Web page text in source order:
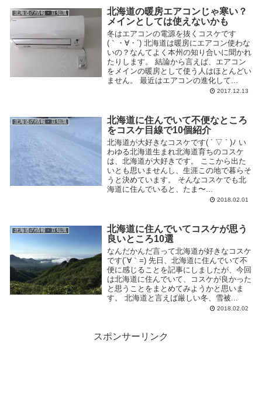
北海道の情報・豆知識
北海道の暖房エアコンじゃ寒い？
メインとしては使えないかも
冬はエアコンの電源を抜くコスケです
(｀・∀・´) 北海道は暖房にエアコン使わな
いの？なんてよく本州の知り合いに聞かれ
たりします。 結論から言えば、エアコン
をメインの暖房として使う人はほとんどい
ません。 最近はエアコンの進化して...
2017.12.13
北海道の情報・豆知識
北海道に住んでいて不便なところ
をコスケ目線で10個紹介
北海道が大好きなコスケです( ´ ▽ ` )ﾉ い
わゆる北海道生まれ北海道育ちのコスケ
は、北海道が大好きです。 ここから出た
いとも思いませんし、生涯この地で暮らそ
うと決めています。 そんなコスケでも北
海道に住んでいると、たま〜...
2018.02.01
北海道の情報・豆知識
北海道に住んでいてコスケが思う
良いところ10選
なんだかんだ言って北海道が好きなコスケ
です(´∀｀=) 先日、北海道に住んでいて不
便に感じることを記事にしましたが、今回
は北海道に住んでいて、コスケが良かった
と思うことをまとめてみようかと思いま
す。 北海道と言えば厳しい冬、雪被...
2018.02.02
スポンサーリンク